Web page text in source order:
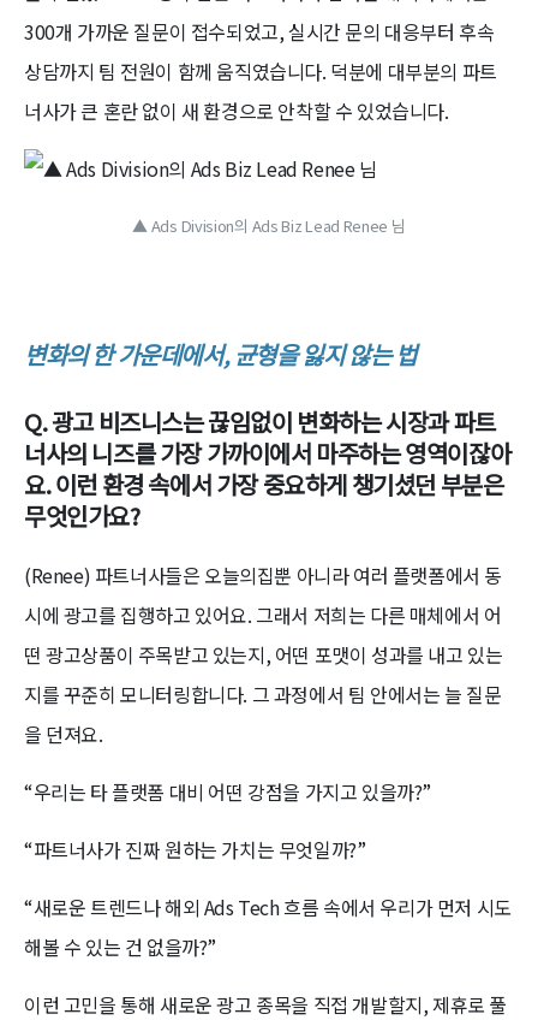
300개 가까운 질문이 접수되었고, 실시간 문의 대응부터 후속
상담까지 팀 전원이 함께 움직였습니다. 덕분에 대부분의 파트
너사가 큰 혼란 없이 새 환경으로 안착할 수 있었습니다.
▲ Ads Division의 Ads Biz Lead Renee 님
변화의 한 가운데에서, 균형을 잃지 않는 법
Q. 광고 비즈니스는 끊임없이 변화하는 시장과 파트
너사의 니즈를 가장 가까이에서 마주하는 영역이잖아
요. 이런 환경 속에서 가장 중요하게 챙기셨던 부분은
무엇인가요?
(Renee) 파트너사들은 오늘의집뿐 아니라 여러 플랫폼에서 동
시에 광고를 집행하고 있어요. 그래서 저희는 다른 매체에서 어
떤 광고상품이 주목받고 있는지, 어떤 포맷이 성과를 내고 있는
지를 꾸준히 모니터링합니다. 그 과정에서 팀 안에서는 늘 질문
을 던져요.
“우리는 타 플랫폼 대비 어떤 강점을 가지고 있을까?”
“파트너사가 진짜 원하는 가치는 무엇일까?”
“새로운 트렌드나 해외 Ads Tech 흐름 속에서 우리가 먼저 시도
해볼 수 있는 건 없을까?”
이런 고민을 통해 새로운 광고 종목을 직접 개발할지, 제휴로 풀